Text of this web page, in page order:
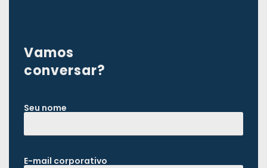
Vamos
conversar?
Seu nome
E-mail corporativo